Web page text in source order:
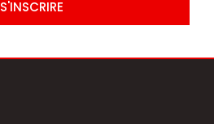
S'INSCRIRE